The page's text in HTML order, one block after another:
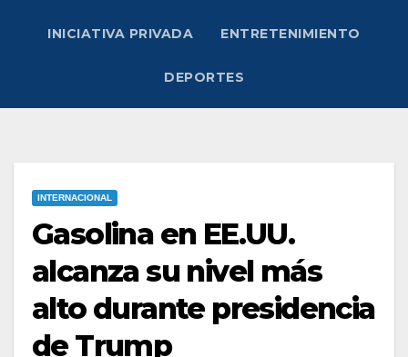
INICIATIVA PRIVADA ENTRETENIMIENTO
DEPORTES
INTERNACIONAL
Gasolina en EE.UU.
alcanza su nivel más
alto durante presidencia
de Trump